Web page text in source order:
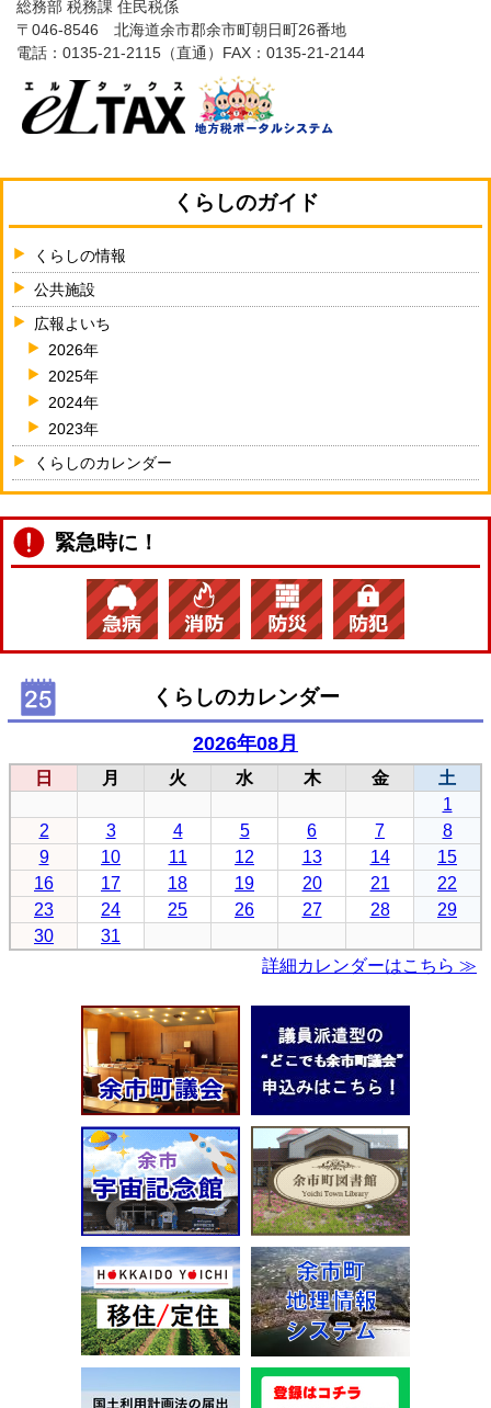
総務部 税務課 住民税係
〒046-8546 北海道余市郡余市町朝日町26番地
電話： 0135-21-2115 （直通）FAX：0135-21-2144
くらしのガイド
くらしの情報
公共施設
広報よいち
2026年
2025年
2024年
2023年
くらしのカレンダー
緊急時に！
くらしのカレンダー